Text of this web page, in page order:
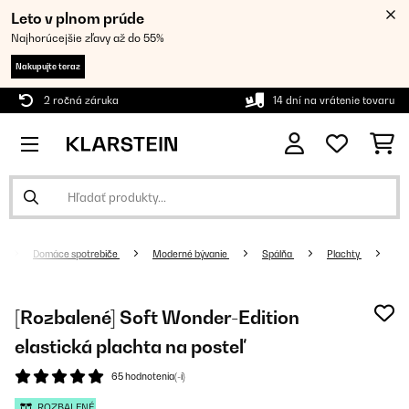
Leto v plnom prúde
Najhorúcejšie zľavy až do 55%
Nakupujte teraz
2 ročná záruka 14 dní na vrátenie tovaru
Domáce spotrebiče Moderné bývanie Spálňa Plachty
[Rozbalené] Soft Wonder-Edition
elastická plachta na posteľ
65 hodnotenia(-í)